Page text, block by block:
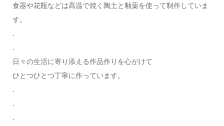
食器や花瓶などは高温で焼く陶土と釉薬を使って制作していま
す。
.
.
日々の生活に寄り添える作品作りを心がけて
ひとつひとつ丁寧に作っています。
.
.
.